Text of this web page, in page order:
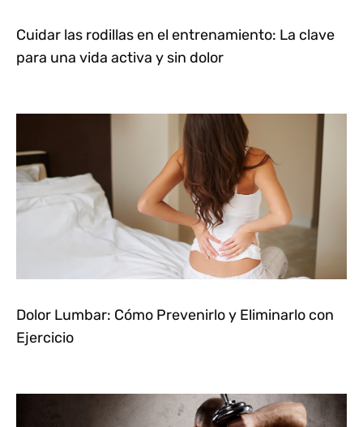
Cuidar las rodillas en el entrenamiento: La clave
para una vida activa y sin dolor
Dolor Lumbar: Cómo Prevenirlo y Eliminarlo con
Ejercicio